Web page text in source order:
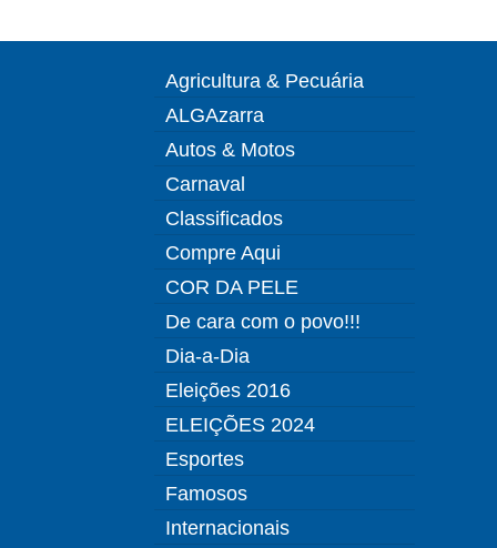
Agricultura & Pecuária
ALGAzarra
Autos & Motos
Carnaval
Classificados
Compre Aqui
COR DA PELE
De cara com o povo!!!
Dia-a-Dia
Eleições 2016
ELEIÇÕES 2024
Esportes
Famosos
Internacionais